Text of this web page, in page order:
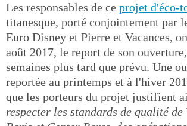
Les responsables de ce projet d'éco-
titanesque, porté conjointement par
Euro Disney et Pierre et Vacances,
août 2017, le report de son
semaines plus tard que prévu. Une
reportée au printemps et à l'hiver
que les porteurs du projet justifient
respecter les standards de qualité